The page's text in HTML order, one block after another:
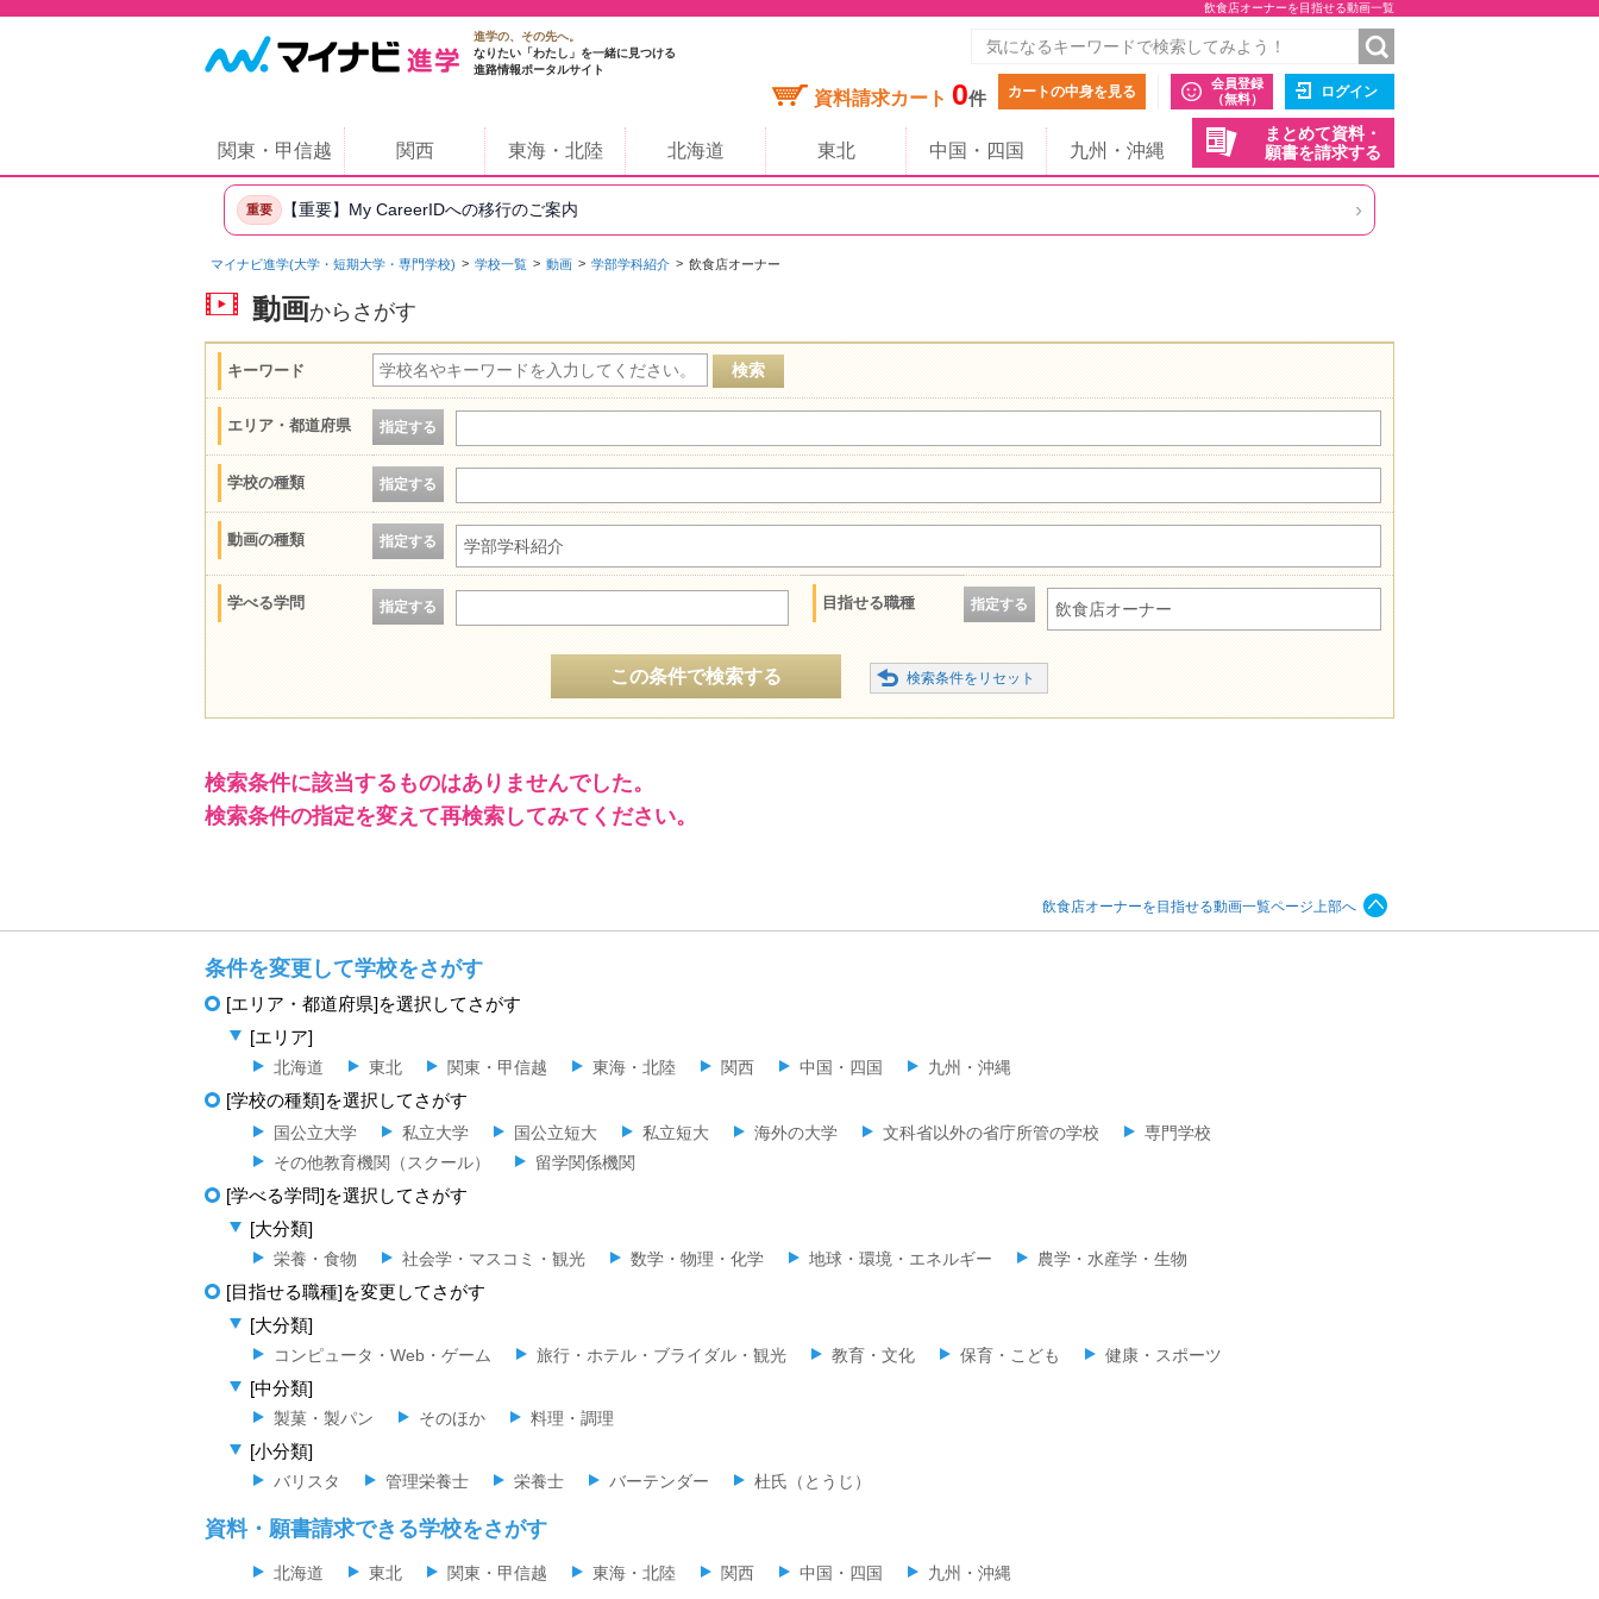
飲食店オーナーを目指せる動画一覧
進学の、その先へ。
なりたい「わたし」を一緒に見つける
進路情報ポータルサイト
資料請求カート 0件 カートの中身を見る
会員登録
（無料）
ログイン
まとめて資料・
願書を請求する
関東・甲信越 関西 東海・北陸 北海道 東北 中国・四国 九州・沖縄
重要 【重要】My CareerIDへの移行のご案内 ›
マイナビ進学(大学・短期大学・専門学校) 学校一覧 動画 学部学科紹介 飲食店オーナー
動画からさがす
キーワード
エリア・都道府県 指定する
学校の種類 指定する
動画の種類 指定する 学部学科紹介
学べる学問 指定する 目指せる職種 指定する 飲食店オーナー
この条件で検索する
検索条件に該当するものはありませんでした。
検索条件の指定を変えて再検索してみてください。
飲食店オーナーを目指せる動画一覧ページ上部へ
条件を変更して学校をさがす
[エリア・都道府県]を選択してさがす
[エリア]
北海道 東北 関東・甲信越 東海・北陸 関西 中国・四国 九州・沖縄
[学校の種類]を選択してさがす
国公立大学 私立大学 国公立短大 私立短大 海外の大学 文科省以外の省庁所管の学校
専門学校
その他教育機関（スクール）
留学関係機関
[学べる学問]を選択してさがす
[大分類]
栄養・食物 社会学・マスコミ・観光 数学・物理・化学 地球・環境・エネルギー 農学・水産学・生物
[目指せる職種]を変更してさがす
[大分類]
コンピュータ・Web・ゲーム 旅行・ホテル・ブライダル・観光 教育・文化 保育・こども 健康・スポーツ
[中分類]
製菓・製パン そのほか 料理・調理
[小分類]
バリスタ 管理栄養士 栄養士 バーテンダー 杜氏（とうじ）
資料・願書請求できる学校をさがす
北海道 東北 関東・甲信越 東海・北陸 関西 中国・四国 九州・沖縄